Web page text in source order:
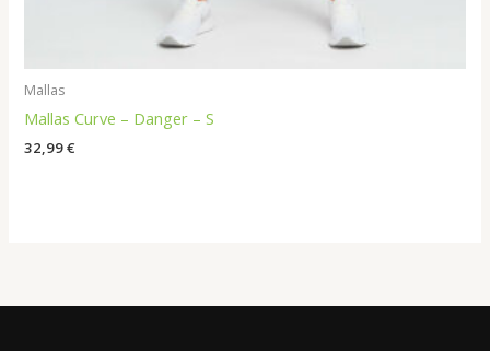
Mallas
Mallas Curve – Danger – S
32,99€